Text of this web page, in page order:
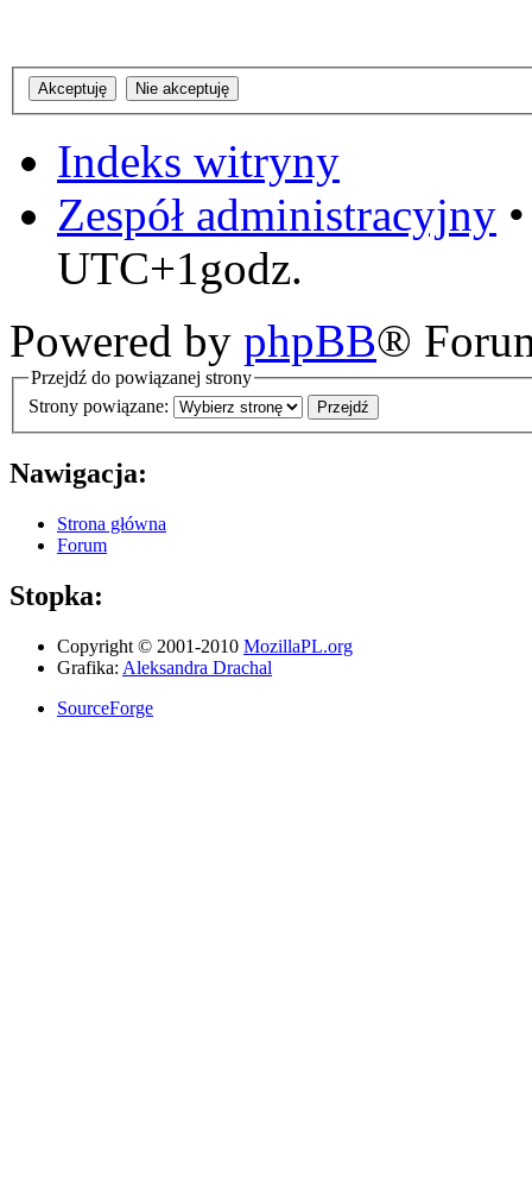
Indeks witryny
Zespół administracyjny
UTC+1godz.
Powered by phpBB®
Przejdź do powiązanej strony
Strony powiązane:
Nawigacja:
Strona główna
Forum
Stopka:
Copyright © 2001-2010 MozillaPL.org
Grafika: Aleksandra Drachal
SourceForge